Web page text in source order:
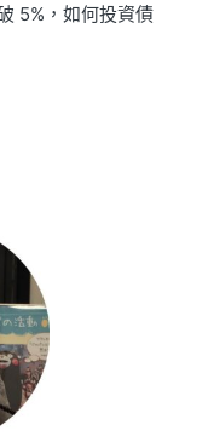
5%，如何投資債